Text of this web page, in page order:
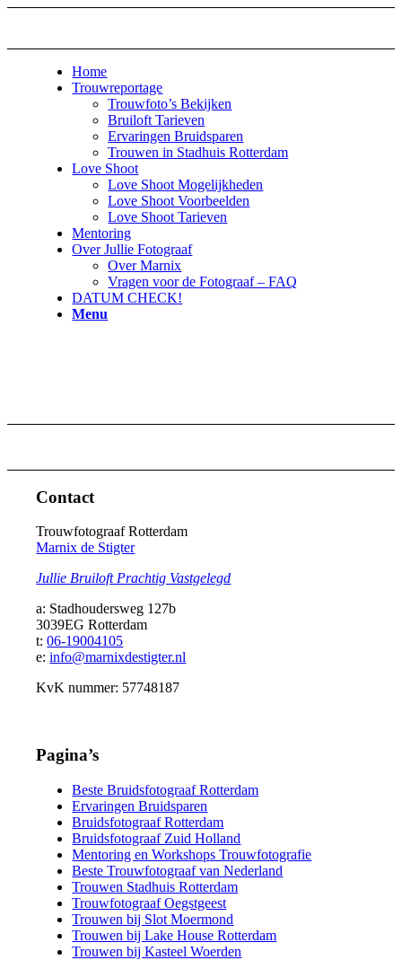
Home
Trouwreportage
Trouwfoto’s Bekijken
Bruiloft Tarieven
Ervaringen Bruidsparen
Trouwen in Stadhuis Rotterdam
Love Shoot
Love Shoot Mogelijkheden
Love Shoot Voorbeelden
Love Shoot Tarieven
Mentoring
Over Jullie Fotograaf
Over Marnix
Vragen voor de Fotograaf – FAQ
DATUM CHECK!
Menu
Contact
Trouwfotograaf Rotterdam
Marnix de Stigter
Jullie Bruiloft Prachtig Vastgelegd
a: Stadhoudersweg 127b
3039EG Rotterdam
t:06-19004105
e:info@marnixdestigter.nl
KvK nummer: 57748187
Pagina’s
Beste Bruidsfotograaf Rotterdam
Ervaringen Bruidsparen
Bruidsfotograaf Rotterdam
Bruidsfotograaf Zuid Holland
Mentoring en Workshops Trouwfotografie
Beste Trouwfotograaf van Nederland
Trouwen Stadhuis Rotterdam
Trouwfotograaf Oegstgeest
Trouwen bij Slot Moermond
Trouwen bij Lake House Rotterdam
Trouwen bij Kasteel Woerden